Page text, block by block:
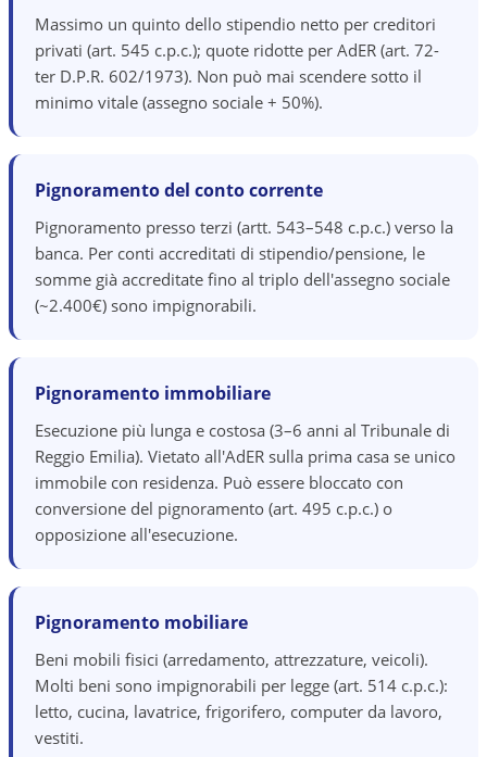
Massimo un quinto dello stipendio netto per creditori
privati (art. 545 c.p.c.); quote ridotte per AdER (art. 72-
ter D.P.R. 602/1973). Non può mai scendere sotto il
minimo vitale (assegno sociale + 50%).
Pignoramento del conto corrente
Pignoramento presso terzi (artt. 543–548 c.p.c.) verso la
banca. Per conti accreditati di stipendio/pensione, le
somme già accreditate fino al triplo dell'assegno sociale
(~2.400€) sono impignorabili.
Pignoramento immobiliare
Esecuzione più lunga e costosa (3–6 anni al Tribunale di
Reggio Emilia). Vietato all'AdER sulla prima casa se unico
immobile con residenza. Può essere bloccato con
conversione del pignoramento (art. 495 c.p.c.) o
opposizione all'esecuzione.
Pignoramento mobiliare
Beni mobili fisici (arredamento, attrezzature, veicoli).
Molti beni sono impignorabili per legge (art. 514 c.p.c.):
letto, cucina, lavatrice, frigorifero, computer da lavoro,
vestiti.